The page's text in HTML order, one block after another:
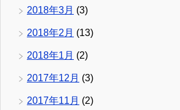
2018年3月 (3)
2018年2月 (13)
2018年1月 (2)
2017年12月 (3)
2017年11月 (2)